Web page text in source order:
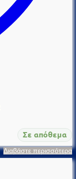
Σε απόθεμα
Διαβάστε περισσότερα